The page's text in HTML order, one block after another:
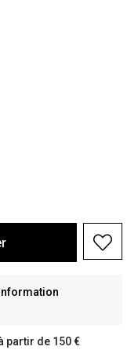
partir de 150 €